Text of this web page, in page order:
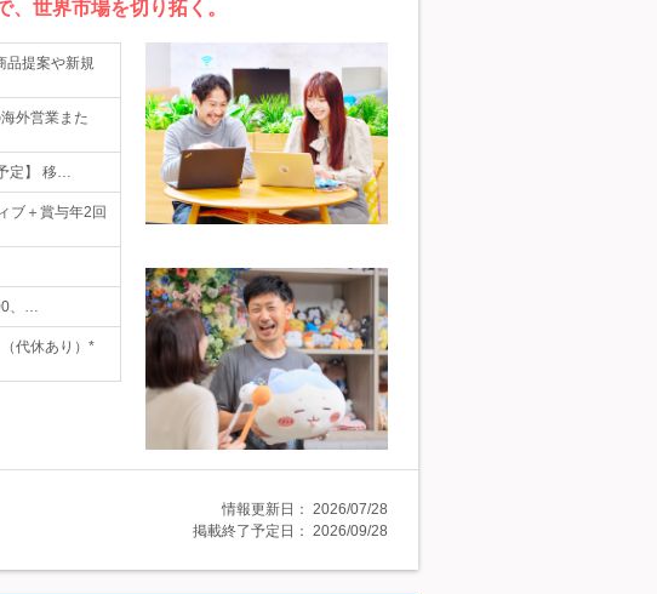
世界市場を切り拓く。
品提案や新規
外営業また
定】 移…
ブ＋賞与年2回
、…
代休あり）*
情報更新日： 2026/07/28
掲載終了予定日： 2026/09/28